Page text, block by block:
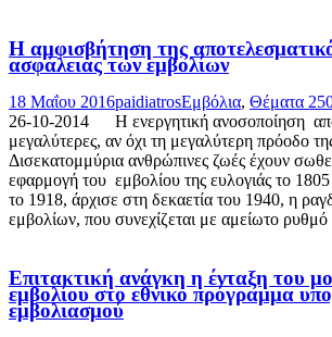
Η αμφισβήτηση της
ασφάλειας των εμβολίων
18 Μαΐου 2016paidiatrosΕμβόλια, Θέματα
26-10-2014 Η ενεργητική ανοσοποίηση
μεγαλύτερες, αν όχι τη μεγαλύτερη πρόοδο
Δισεκατομμύρια ανθρώπινες ζωές έχουν
εφαρμογή του εμβολίου της ευλογιάς το
το 1918, άρχισε στη δεκαετία του 1940, η
εμβολίων, που συνεχίζεται με αμείωτο
Επιτακτική ανάγκη η ένταξη του
εμβολίου στο εθνικό πρόγραμμα
εμβολιασμού